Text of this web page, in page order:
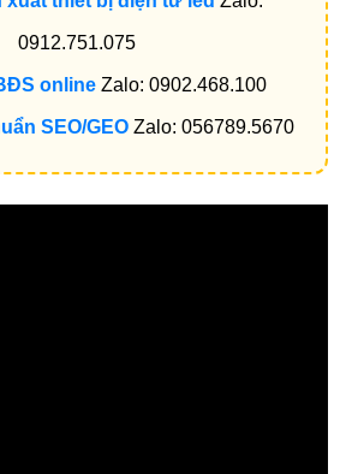
0912.751.075
onlineZalo: 0902.468.100
SEO/GEO Zalo: 056789.5670